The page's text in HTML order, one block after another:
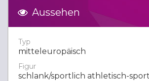
Aussehen
Typ
mitteleuropäisch
Figur
schlank/sportlich athletisch-